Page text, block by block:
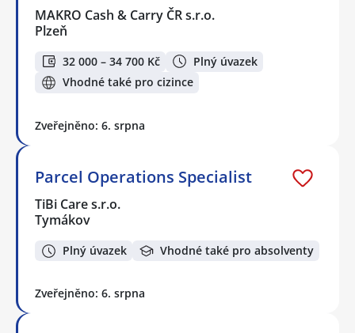
MAKRO Cash & Carry ČR s.r.o.
Plzeň
32 000 – 34 700 Kč
Plný úvazek
Vhodné také pro cizince
Zveřejněno: 6. srpna
Parcel Operations Specialist
TiBi Care s.r.o.
Tymákov
Plný úvazek Vhodné také pro absolventy
Zveřejněno: 6. srpna